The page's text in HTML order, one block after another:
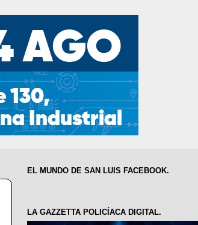
EL MUNDO DE SAN LUIS FACEBOOK.
LA GAZZETTA POLICÍACA DIGITAL.